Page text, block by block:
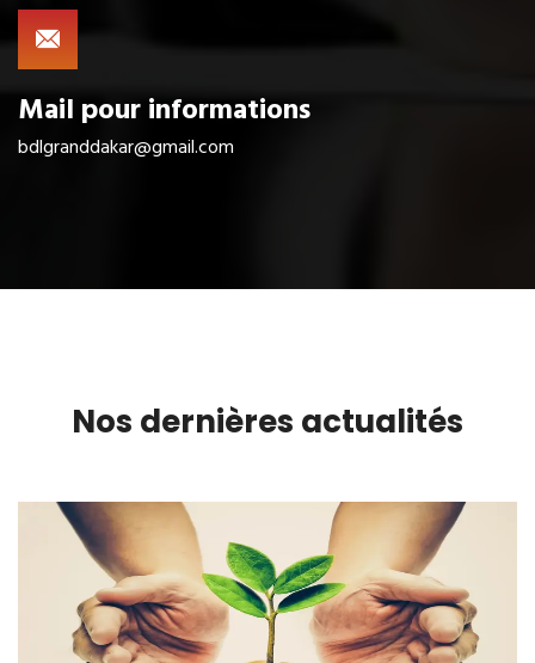
Mail pour informations
bdlgranddakar@gmail.com
Nos dernières actualités